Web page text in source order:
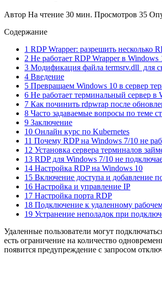
Автор На чтение 30 мин. Просмотров 35
Содержание
1 RDP Wrapper: разрешить несколько
2 Не работает RDP Wrapper в Windows
3 Модификация файла termsrv.dll для
4 Введение
5 Превращаем Windows 10 в сервер
6 Не работает терминальный сервер в
7 Как починить rdpwrap после
8 Часто задаваемые вопросы по теме
9 Заключение
10 Онлайн курс по Kubernetes
11 Почему RDP на Windows 7/10 не
12 Установка сервера терминалов
13 RDP для Windows 7/10 не
14 Настройка RDP на Windows 10
15 Включение доступа и добавление
16 Настройка и управление IP
17 Настройка порта RDP
18 Подключение к удаленному
19 Устранение неполадок при
Удаленные пользователи могут
есть ограничение на количество
появится предупреждение с запросом